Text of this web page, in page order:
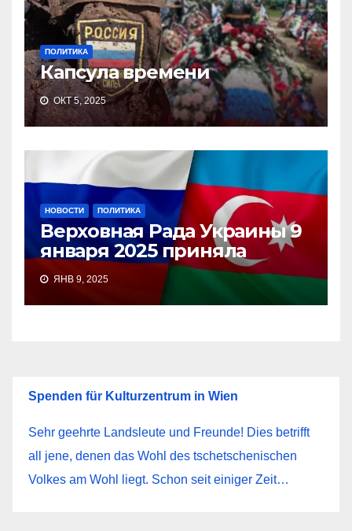
ПОЛИТИКА
Капсула времени
ОКТ 5, 2025
НОВОСТИ ПОЛИТИКА
Верховная Рада Украины 9
января 2025 приняла
ЯНВ 9, 2025
Spenden für Kulturzentrum in Wien
Sehr geehrte Landsleute und Freunde! Dies betrifft
all jene, denen das Wohl des tschetschenischen
Volkes am Wohl liegt. Schon seit einiger Zeit…